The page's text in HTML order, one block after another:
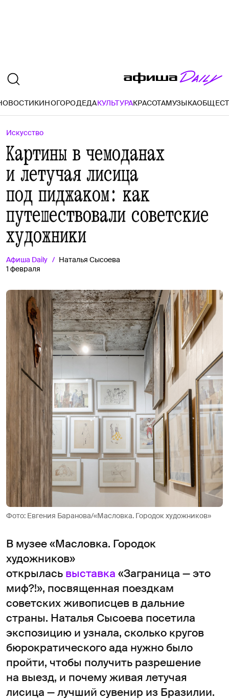
КИНОГОРОДЕДАКУЛЬТУРАКРАСОТАМУЗЫКА
Искусство
Картины в чемоданах
и летучая лисица
под пиджаком: как
путешествовали советские
художники
Афиша Daily
Наталья Сысоева
1 февраля
Фото: Евгения Баранова/«Масловка. Городок художников»
В музее «Масловка. Городок
художников»
открылась выставка «Заграница — это
миф?!», посвященная поездкам
советских живописцев в дальние
страны. Наталья Сысоева посетила
экспозицию и узнала, сколько кругов
бюрократического ада нужно было
пройти, чтобы получить разрешение
на выезд, и почему живая летучая
лисица — лучший сувенир из Бразилии.